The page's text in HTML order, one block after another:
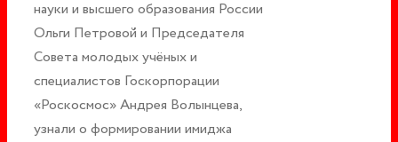
науки и высшего образования России
Ольги Петровой и Председателя
Совета молодых учёных и
специалистов Госкорпорации
«Роскосмос» Андрея Волынцева,
узнали о формировании имиджа